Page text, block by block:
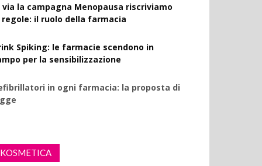
via la campagna Menopausa riscriviamo
regole: il ruolo della farmacia
Spiking: le farmacie scendono in
per la sensibilizzazione
in ogni farmacia: la proposta di
KOSMETICA